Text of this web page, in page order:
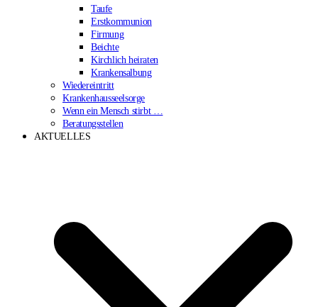
Taufe
Erstkommunion
Firmung
Beichte
Kirchlich heiraten
Krankensalbung
Wiedereintritt
Krankenhausseelsorge
Wenn ein Mensch stirbt …
Beratungsstellen
AKTUELLES